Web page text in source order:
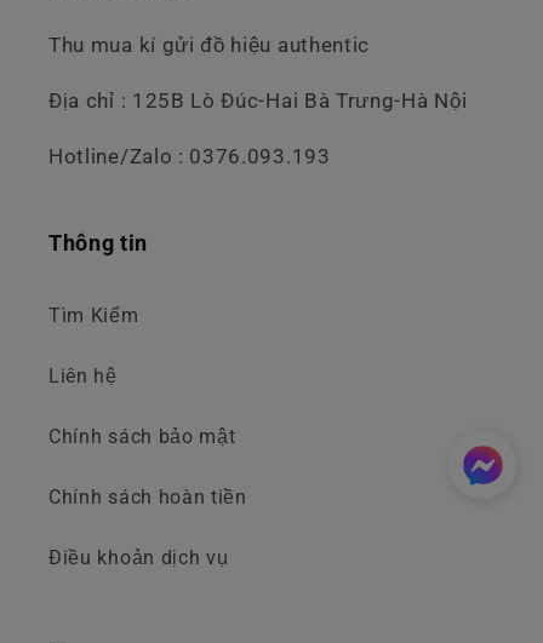
Thu mua kí gửi đồ hiệu authentic
Địa chỉ : 125B Lò Đúc-Hai Bà Trưng-Hà Nội
Hotline/Zalo : 0376.093.193
Thông tin
Tìm Kiếm
Liên hệ
Chính sách bảo mật
Chính sách hoàn tiền
Điều khoản dịch vụ